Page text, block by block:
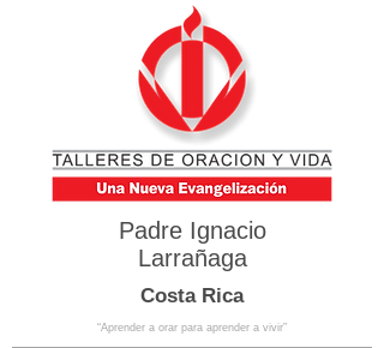
Padre Ignacio
Larrañaga
Costa Rica
“Aprender a orar para aprender a vivir”